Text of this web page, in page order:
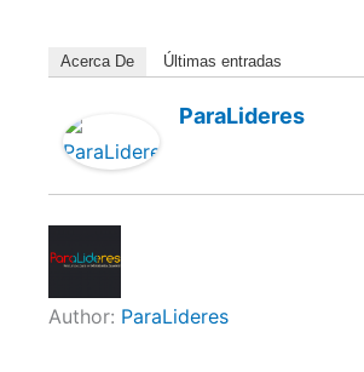
Acerca De Últimas entradas
ParaLideres
Author: ParaLideres